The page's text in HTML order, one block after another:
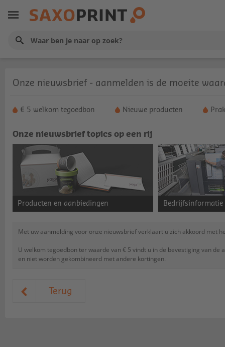
Onze nieuwsbrief - aanmelden is de moeite
€ 5 welkom tegoedbon Nieuwe producten
Onze nieuwsbrief topics op een rij
Producten en aanbiedingen
Ervaar meer over onze nieuwe producten.
Bedrijfsinformatie
Nieuws rond om
Met uw aanmelding voor onze nieuwsbrief verklaart u zich akkoord met
U welkom tegoedbon ter waarde van € 5 vindt u in de bevestiging van
en niet worden gekombineerd met andere kortingen.
Terug